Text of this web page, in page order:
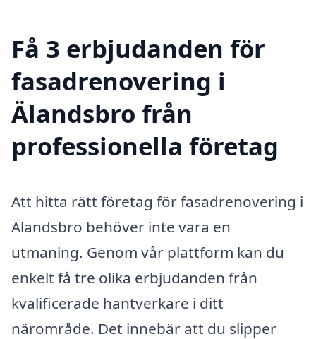
Få 3 erbjudanden för
fasadrenovering i
Älandsbro från
professionella företag
Att hitta rätt företag för fasadrenovering i
Älandsbro behöver inte vara en
utmaning. Genom vår plattform kan du
enkelt få tre olika erbjudanden från
kvalificerade hantverkare i ditt
närområde. Det innebär att du slipper